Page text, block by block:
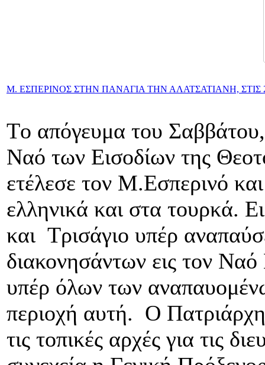
M. ΕΣΠΕΡΙΝΟΣ ΣΤΗΝ ΠΑΝΑΓΙΑ ΤΗΝ ΑΛΑΤΣΑΤΙΑΝΗ, ΣΤΙΣ
Tο απόγευμα του
Ναό των Εισοδίων της
ετέλεσε τον Μ.Εσπερινό
ελληνικά και στα τουρκά.
και Τρισάγιο υπέρ
διακονησάντων εις τον
υπέρ όλων των
περιοχή αυτή. Ο
τις τοπικές αρχές για τις